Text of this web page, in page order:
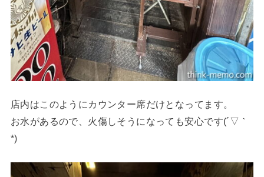
店内はこのようにカウンター席だけとなってます。
お水があるので、火傷しそうになっても安心です(´▽｀
*)